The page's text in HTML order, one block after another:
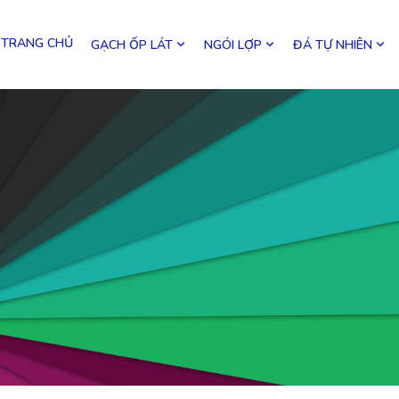
TRANG CHỦ GẠCH ỐP LÁT NGÓI LỢP ĐÁ TỰ NHIÊN